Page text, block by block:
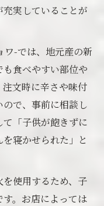
実していることが
-では、地元産の新
食べやすい部位や
文時に辛さや味付
で、事前に相談し
「子供が飽きずに
寝かせられた」と
使用するため、子
。お店によっては